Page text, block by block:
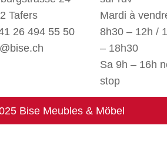
Tafers
26 494 55 50
Mardi à
8h30 – 12h /
– 18h30
Sa 9h – 16h
stop
Bise Meubles & Möbel